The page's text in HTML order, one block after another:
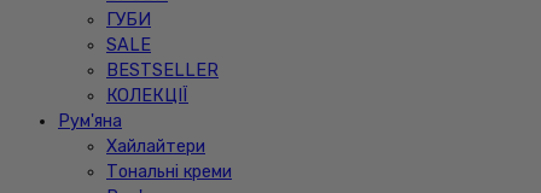
ГУБИ
SALE
BESTSELLER
КОЛЕКЦІЇ
Рум'яна
Хайлайтери
Тональні креми